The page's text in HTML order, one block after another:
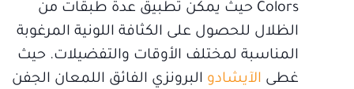
Colors حيث يمكن تطبيق عدة طبقات من
الظلال للحصول على الكثافة اللونية المرغوبة
المناسبة لمختلف الأوقات والتفضيلات. حيث
غطى الآيشادو البرونزي الفائق اللمعان الجفن